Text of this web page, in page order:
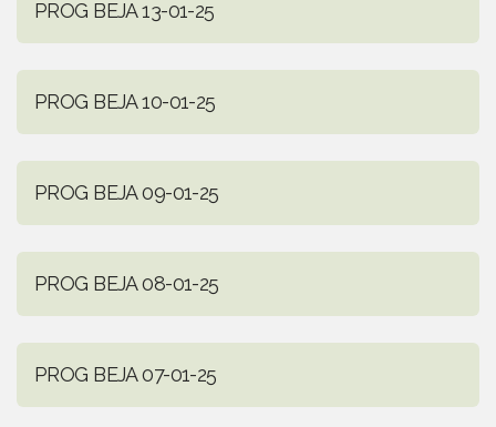
PROG BEJA 13-01-25
PROG BEJA 10-01-25
PROG BEJA 09-01-25
PROG BEJA 08-01-25
PROG BEJA 07-01-25